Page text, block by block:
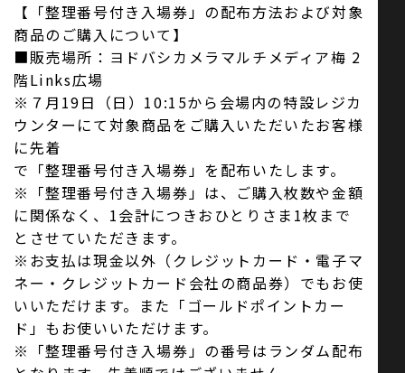
【「整理番号付き入場券」の配布方法および対象
商品のご購入について】
■販売場所：ヨドバシカメラマルチメディア梅 2
階Links広場
※７月19日（日）10:15から会場内の特設レジカ
ウンターにて対象商品をご購入いただいたお客様
に先着
で「整理番号付き入場券」を配布いたします。
※「整理番号付き入場券」は、ご購入枚数や金額
に関係なく、1会計につきおひとりさま1枚まで
とさせていただきます。
※お支払は現金以外（クレジットカード・電子マ
ネー・クレジットカード会社の商品券）でもお使
いいただけます。また「ゴールドポイントカー
ド」もお使いいただけます。
※「整理番号付き入場券」の番号はランダム配布